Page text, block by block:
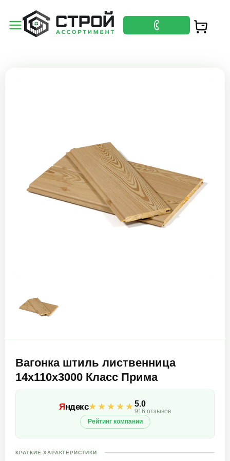
Вагонка штиль лиственница
14х110х3000 Класс Прима
Яндекс★★★★★5.0
916 отзывов
Рейтинг компании
КРАТКИЕ ХАРАКТЕРИСТИКИ